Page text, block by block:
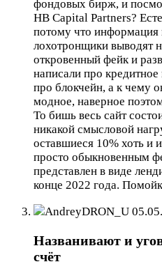
фондовых бирж, и
HB Capital Partners?
потому что информация
лохотронщики выводят
откровенный фейк и
написали про
про блокчейн, а к чему
модное, наверное
То бишь весь сайт
никакой смысловой
оставшиеся 10% хоть и
просто обыкновенным
представлен в виде
конце 2022 года.
AndreyDRON_U
Названивают и
счёт